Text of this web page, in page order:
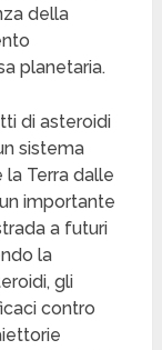
della
planetaria.
di asteroidi
sistema
Terra dalle
importante
a futuri
la
gli
contro